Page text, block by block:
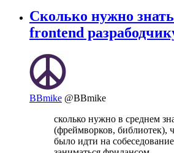
Сколько нужно
frontend
BBmike @BBmike
сколько нужно в среднем
(фреймворков, библиотек),
было идти на